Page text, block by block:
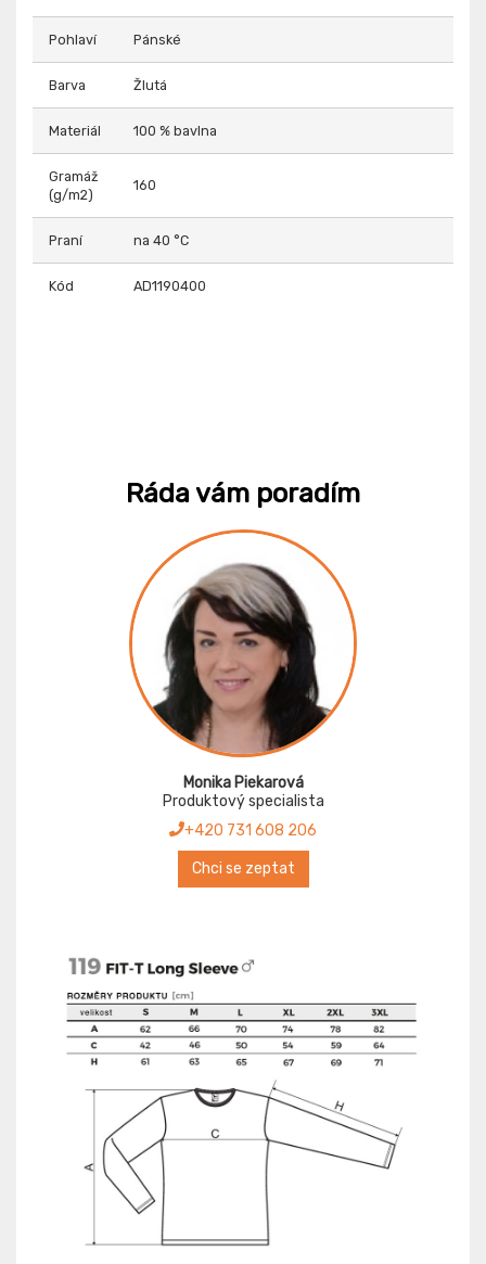
Pohlaví Pánské
Barva Žlutá
Materiál 100 % bavlna
Gramáž
(g/m2)
160
Praní na 40 °C
Kód AD1190400
Ráda vám poradím
Monika Piekarová
Produktový specialista
+420 731 608 206
Chci se zeptat